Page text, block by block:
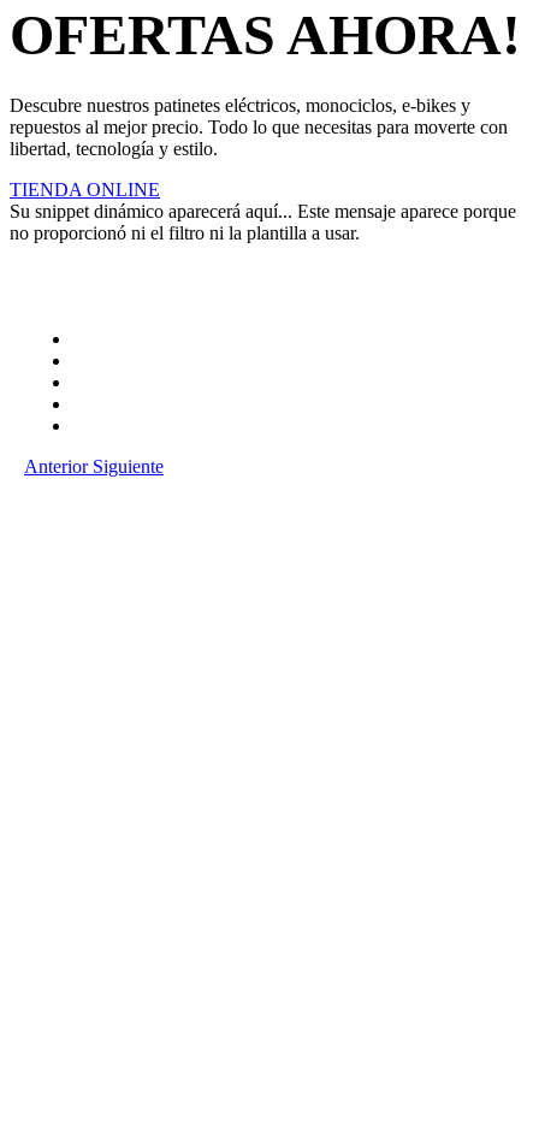
OFERTAS AHORA!
Descubre nuestros patinetes eléctricos, monociclos, e-bikes y
repuestos al mejor precio. Todo lo que necesitas para moverte con
libertad, tecnología y estilo.
TIENDA ONLINE
Su snippet dinámico aparecerá aquí... Este mensaje aparece porque
no proporcionó ni el filtro ni la plantilla a usar.
Anterior Siguiente